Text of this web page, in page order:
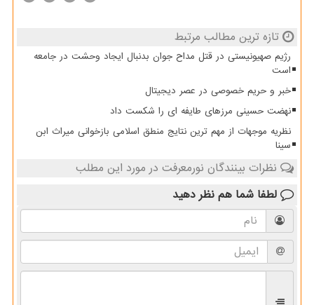
تازه ترین مطالب مرتبط
رژیم صهیونیستی در قتل مداح جوان بدنبال ایجاد وحشت در جامعه
است
خبر و حریم خصوصی در عصر دیجیتال
نهضت حسینی مرزهای طایفه ای را شکست داد
نظریه موجهات از مهم ترین نتایج منطق اسلامی بازخوانی میراث ابن
سینا
نظرات بینندگان نورمعرفت در مورد این مطلب
لطفا شما هم نظر دهید